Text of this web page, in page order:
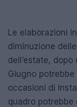
Le elaborazioni
diminuzione
dell’estate,
Giugno
occasioni di
quadro